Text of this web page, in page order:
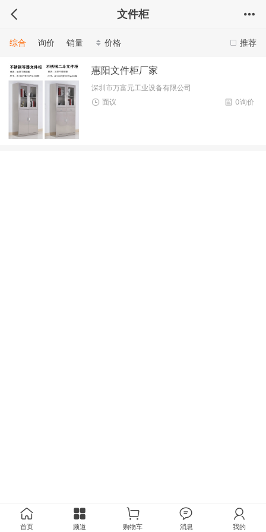
文件柜
推荐
综合 询价 销量 价格
惠阳文件柜厂家
深圳市万富元工业设备有限公司
0询价
面议
首页 频道 购物车 消息 我的